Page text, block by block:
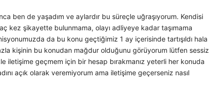
ben de yaşadım ve aylardır bu süreçle uğraşıyorum. Kendisi
kez şikayette bulunmama, olayı adliyeye kadar taşımama
da bu konu geçtiğimiz 1 ay içerisinde tartışıldı hala
kişinin bu konudan mağdur olduğunu görüyorum lütfen sessiz
iletişime geçmem için bir hesap bırakmanız yeterli her konuda
açık olarak veremiyorum ama iletişime geçerseniz nasıl